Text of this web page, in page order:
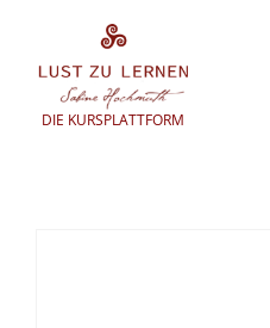
springen
DIE KURSPLATTFORM